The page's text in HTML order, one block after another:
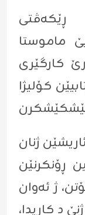
ڕێکەڤتی
ماموستا
کارگێری
کۆلیژا
ژنان
ڕۆنکرنێن
ژ ئەوان
د کاریدا،